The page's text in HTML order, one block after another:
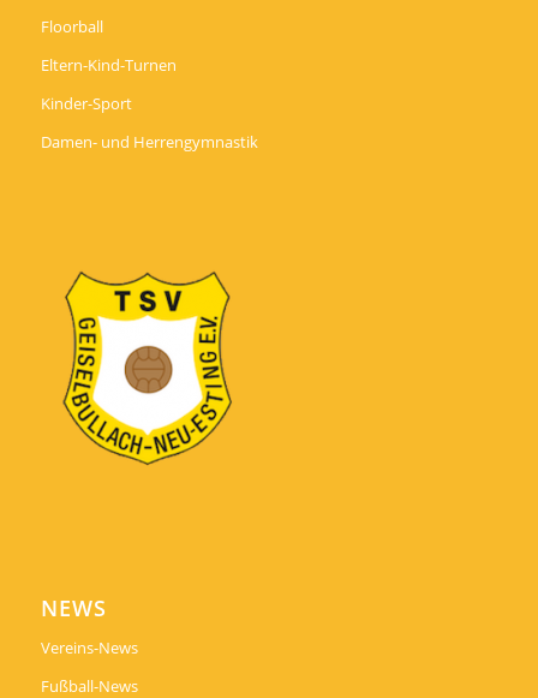
Floorball
Eltern-Kind-Turnen
Kinder-Sport
Damen- und Herrengymnastik
NEWS
Vereins-News
Fußball-News